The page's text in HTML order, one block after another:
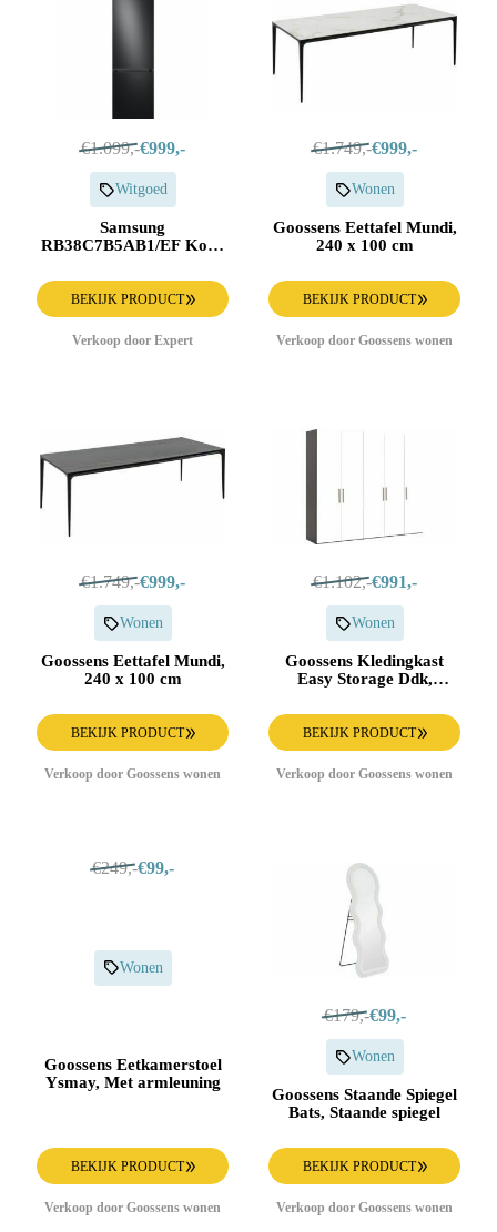
€1.099,-€999,-
Witgoed
Samsung
RB38C7B5AB1/EF Koel-
BEKIJK PRODUCT
Verkoop door Expert
€1.749,-€999,-
Wonen
Goossens Eettafel Mundi,
240 x 100 cm
BEKIJK PRODUCT
Verkoop door Goossens wonen
€1.749,-€999,-
Wonen
Goossens Eettafel Mundi,
240 x 100 cm
BEKIJK PRODUCT
Verkoop door Goossens wonen
€1.102,-€991,-
Wonen
Goossens Kledingkast
Easy Storage Ddk,
breed, 220 cm hoog, 5x
draaideur
BEKIJK PRODUCT
Verkoop door Goossens wonen
€249,-€99,-
Wonen
Goossens Eetkamerstoel
Ysmay, Met armleuning
BEKIJK PRODUCT
Verkoop door Goossens wonen
€179,-€99,-
Wonen
Goossens Staande Spiegel
Bats, Staande spiegel
BEKIJK PRODUCT
Verkoop door Goossens wonen